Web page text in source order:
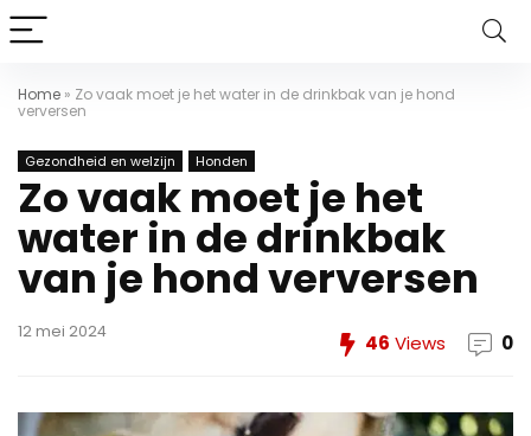
Home » Zo vaak moet je het water in de drinkbak van je hond
verversen
Gezondheid en welzijn Honden
Zo vaak moet je het
water in de drinkbak
van je hond verversen
12 mei 2024 46 Views 0